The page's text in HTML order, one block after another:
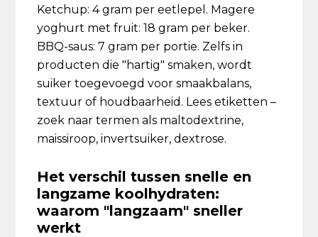
Ketchup: 4 gram per eetlepel. Magere
yoghurt met fruit: 18 gram per beker.
BBQ-saus: 7 gram per portie. Zelfs in
producten die "hartig" smaken, wordt
suiker toegevoegd voor smaakbalans,
textuur of houdbaarheid. Lees etiketten –
zoek naar termen als maltodextrine,
maissiroop, invertsuiker, dextrose.
Het verschil tussen snelle en
langzame koolhydraten:
waarom "langzaam" sneller
werkt